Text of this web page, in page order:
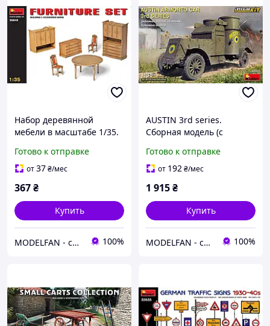
Набор деревянной
мебели в масштабе 1/35.
Готово к отправке
от37₴/мес
367₴
Купить
MODELFAN - сборные пластиковые модели и товары для моделирования 100%
AUSTIN 3rd series.
Сборная модель (с
бронеавтомобиля УНР
"Петлюра" в масштабе
Готово к отправке
от 192₴/мес
1 915₴
Купить
MODELFAN - сборные пластиковые модели и товары для моделирования 100%